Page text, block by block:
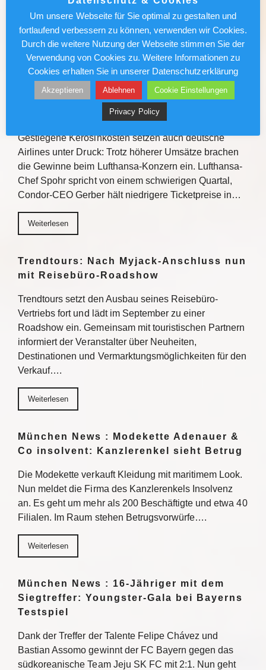
Verkaufstipps, direktem Austausch und
Gewinnchancen bietet die Veranstaltungsreihe
Einblicke zu den Fluss- und…
Weiterlesen
Lufthansa/Condor: Kerosinkosten
drücken den Gewinn
Gestiegene Kerosinkosten setzen auch deutsche
Airlines unter Druck: Trotz höherer Umsätze brachen
die Gewinne beim Lufthansa-Konzern ein. Lufthansa-
Chef Spohr spricht von einem schwierigen Quartal,
Condor-CEO Gerber hält niedrigere Ticketpreise in…
Weiterlesen
Trendtours: Nach Myjack-Anschluss nun
mit Reisebüro-Roadshow
Trendtours setzt den Ausbau seines Reisebüro-
Vertriebs fort und lädt im September zu einer
Roadshow ein. Gemeinsam mit touristischen Partnern
informiert der Veranstalter über Neuheiten,
Destinationen und Vermarktungsmöglichkeiten für den
Verkauf….
Weiterlesen
München News : Modekette Adenauer &
Co insolvent: Kanzlerenkel sieht Betrug
Die Modekette verkauft Kleidung mit maritimem Look.
Nun meldet die Firma des Kanzlerenkels Insolvenz
an. Es geht um mehr als 200 Beschäftigte und etwa 40
Filialen. Im Raum stehen Betrugsvorwürfe….
Weiterlesen
München News : 16-Jähriger mit dem
Siegtreffer: Youngster-Gala bei Bayerns
Testspiel
Dank der Treffer der Talente Felipe Chávez und
Bastian Assomo gewinnt der FC Bayern gegen das
südkoreanische Team Jeju SK FC mit 2:1. Nun geht
Um unsere Webseite für Sie optimal zu gestalten und
fortlaufend verbessern zu können, verwenden wir Cookies.
Durch die weitere Nutzung der Webseite stimmen Sie der
Verwendung von Cookies zu. Weitere Informationen zu
Cookies erhalten Sie in unserer Datenschutzerklärung
Akzeptieren Ablehnen Cookie Einstellungen
Privacy Policy